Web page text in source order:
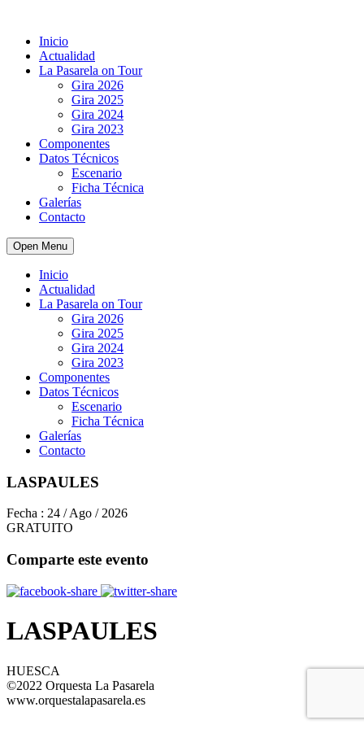
Inicio
Actualidad
La Pasarela on Tour
Gira 2026
Gira 2025
Gira 2024
Gira 2023
Componentes
Datos Técnicos
Escenario
Ficha Técnica
Galerías
Contacto
Open Menu
Inicio
Actualidad
La Pasarela on Tour
Gira 2026
Gira 2025
Gira 2024
Gira 2023
Componentes
Datos Técnicos
Escenario
Ficha Técnica
Galerías
Contacto
LASPAULES
Fecha : 24 / Ago / 2026
GRATUITO
Comparte este evento
LASPAULES
HUESCA
©2022 Orquesta La Pasarela
www.orquestalapasarela.es